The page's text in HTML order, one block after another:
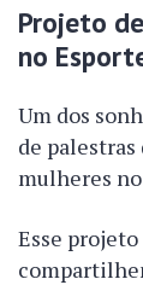
Projeto
no
Um dos
de
mulheres
Esse